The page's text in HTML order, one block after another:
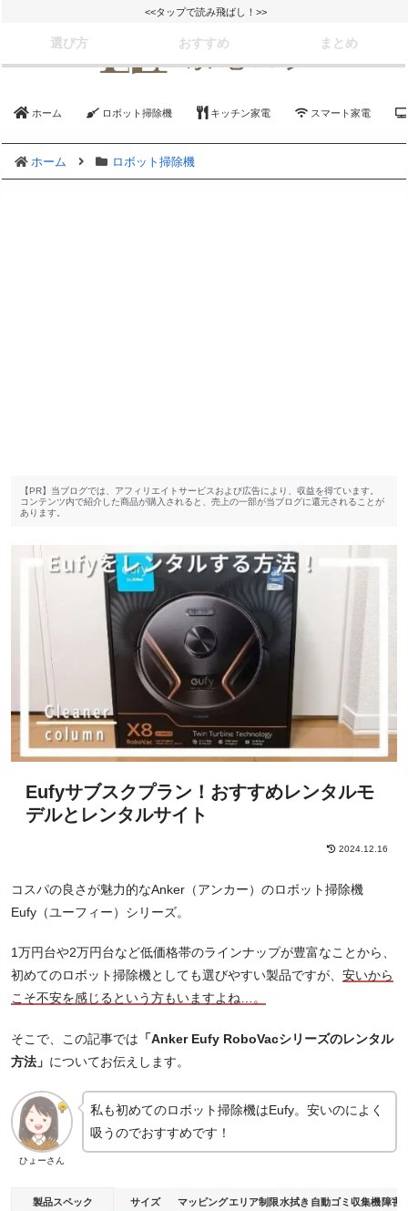
ホーム ロボット掃除機 キッチン家電 スマート家電
ホーム ロボット掃除機
【PR】当ブログでは、アフィリエイトサービスおよび広告により、収益を得ています。
コンテンツ内で紹介した商品が購入されると、売上の一部が当ブログに還元されることが
あります。
Eufyサブスクプラン！おすすめレンタルモ
デルとレンタルサイト
2024.12.16
コスパの良さが魅力的なAnker（アンカー）のロボット掃除機
Eufy（ユーフィー）シリーズ。
1万円台や2万円台など低価格帯のラインナップが豊富なことから、
初めてのロボット掃除機としても選びやすい製品ですが、 安いから
こそ不安を感じるという方もいますよね…。
そこで、この記事では 「Anker Eufy RoboVacシリーズのレンタル
方法」 についてお伝えします。
ひょーさん
私も初めてのロボット掃除機はEufy。安いのによく
吸うのでおすすめです！
製品スペック サイズ マッピングエリア制限水拭き 自動ゴミ収集機障害
<<タップで読み飛ばし！>>
選び方 おすすめ まとめ